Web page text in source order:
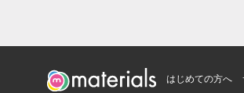
はじめての方へ